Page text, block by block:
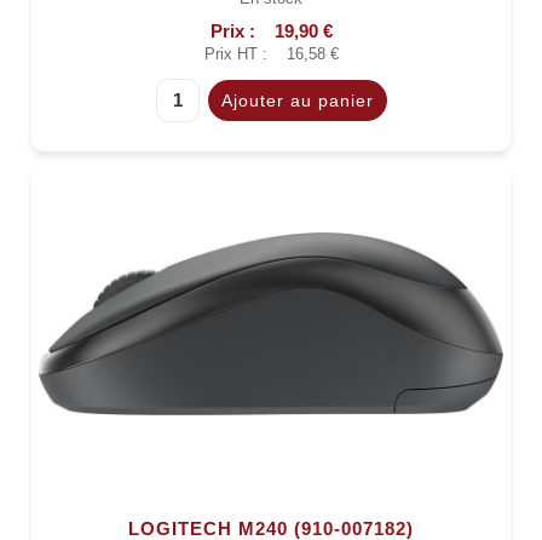
Prix : 19,90 €
Prix HT : 16,58 €
LOGITECH M240 (910-007182)